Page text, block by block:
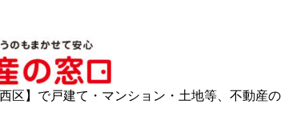
区】で戸建て・マンション・土地等、不動産